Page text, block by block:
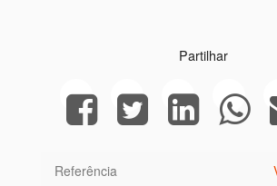
Partilhar
Referência